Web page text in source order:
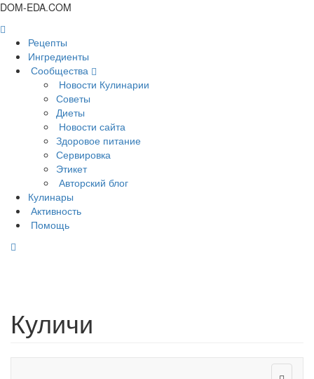
DOM-EDA.COM
Рецепты
Ингредиенты
Сообщества
Новости Кулинарии
Советы
Диеты
Новости сайта
Здоровое питание
Сервировка
Этикет
Авторский блог
Кулинары
Активность
Помощь
Куличи